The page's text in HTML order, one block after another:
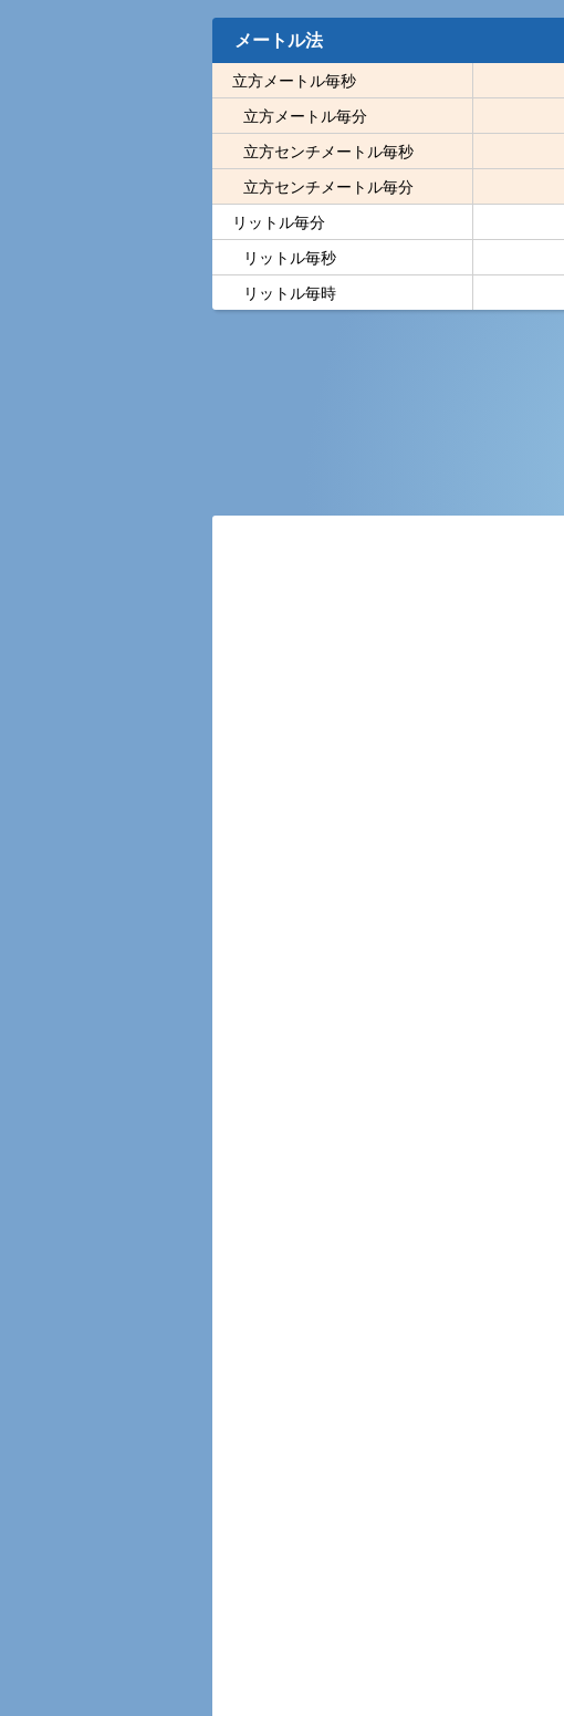
メートル法
立方メートル毎秒
立方メートル毎分
立方センチメートル毎秒
立方センチメートル毎分
リットル毎分
リットル毎秒
リットル毎時